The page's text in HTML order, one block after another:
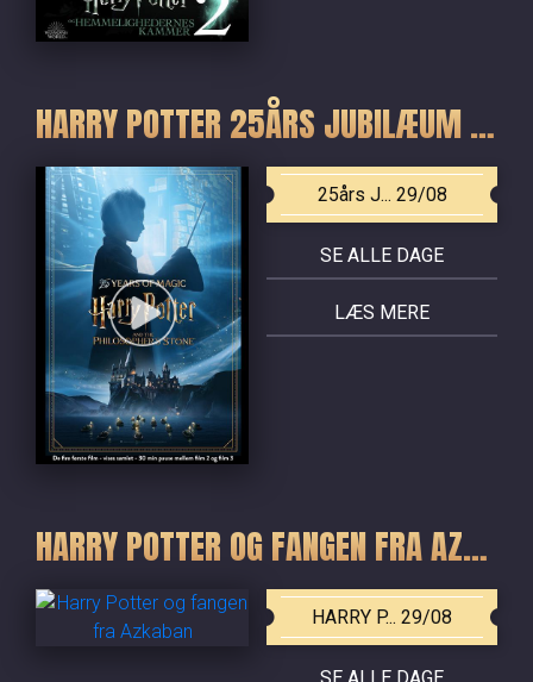
HARRY POTTER 25ÅRS JUBILÆUM - DE FIRE FØRSTE FILM
25års J... 29/08
SE ALLE DAGE
LÆS MERE
HARRY POTTER OG FANGEN FRA AZKABAN
HARRY P... 29/08